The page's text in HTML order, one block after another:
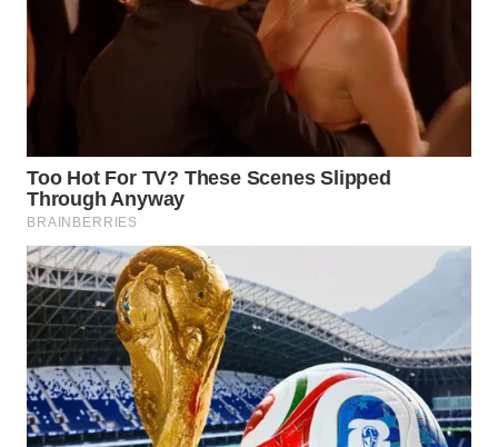
TANGERANG
BINJAI
WN
WN
INDRAMAYU
WN
KUNINGAN